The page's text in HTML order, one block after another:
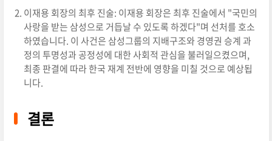
이재용 회장의 최후 진술: 이재용 회장은 최후 진술에서 "국민의
사랑을 받는 삼성으로 거듭날 수 있도록 하겠다"며 선처를 호소
하였습니다. 이 사건은 삼성그룹의 지배구조와 경영권 승계 과
정의 투명성과 공정성에 대한 사회적 관심을 불러일으켰으며,
최종 판결에 따라 한국 재계 전반에 영향을 미칠 것으로 예상됩
니다.
결론